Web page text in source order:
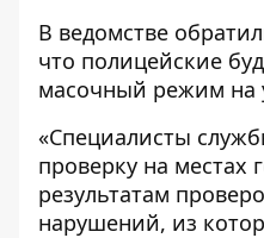
В ведомстве
что полицейские
масочный режим на
«Специалисты
проверку на местах
результатам
нарушений, из